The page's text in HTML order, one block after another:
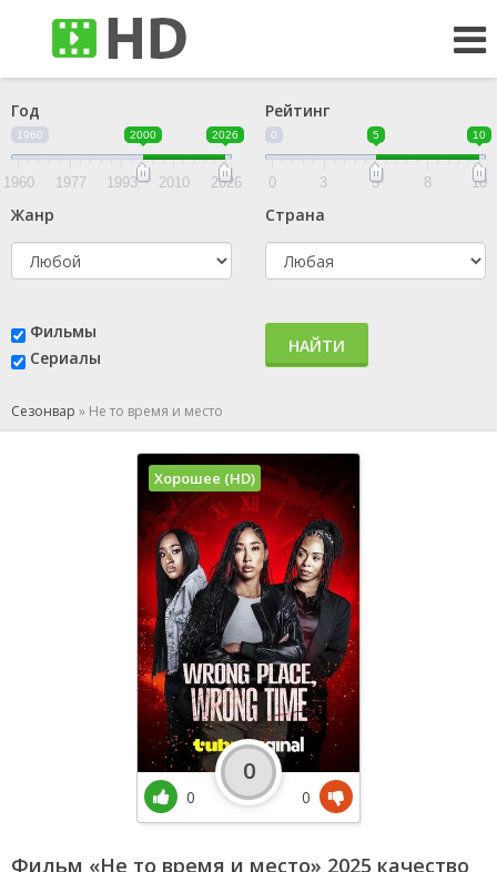
Год
1960 2000 2026
1960 1977 1993 2010 2026
Рейтинг
0 5 10
0 3 5 8 10
Жанр Страна
Фильмы
Сериалы
НАЙТИ
Сезонвар » Не то время и место
Фильм «Не то время и место» 2025 качество
Хорошее (HD)
0
0
0